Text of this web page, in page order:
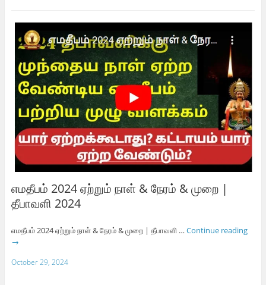
எமதீபம் 2024 ஏற்றும் நாள் & நேரம் & முறை |
தீபாவளி 2024
எமதீபம் 2024 ஏற்றும் நாள் & நேரம் & முறை | தீபாவளி … Continue reading
→
October 29, 2024